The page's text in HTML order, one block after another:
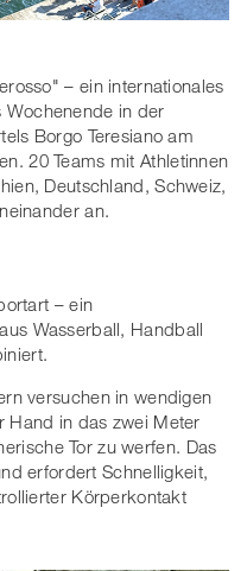
– ein internationales
Wochenende in der
Borgo Teresiano am
20 Teams mit Athletinnen
Deutschland, Schweiz,
an.
– ein
Wasserball, Handball
versuchen in wendigen
Hand in das zwei Meter
Tor zu werfen. Das
erfordert Schnelligkeit,
Körperkontakt